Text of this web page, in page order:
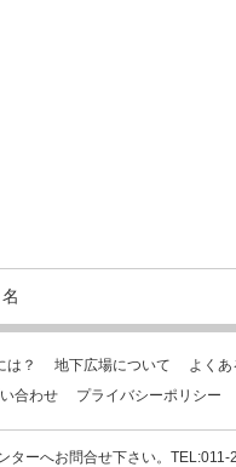
は？ 地下広場について
よく
合わせ プライバシーポリシー
ターへお問合せ下さい。